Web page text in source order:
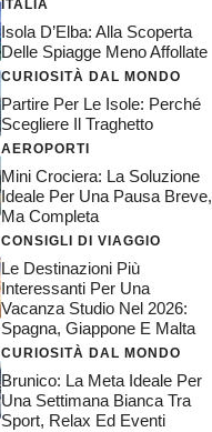
ITALIA
Isola D’Elba: Alla Scoperta
Delle Spiagge Meno Affollate
CURIOSITÀ DAL MONDO
Partire Per Le Isole: Perché
Scegliere Il Traghetto
AEROPORTI
Mini Crociera: La Soluzione
Ideale Per Una Pausa Breve,
Ma Completa
CONSIGLI DI VIAGGIO
Le Destinazioni Più
Interessanti Per Una
Vacanza Studio Nel 2026:
Spagna, Giappone E Malta
CURIOSITÀ DAL MONDO
Brunico: La Meta Ideale Per
Una Settimana Bianca Tra
Sport, Relax Ed Eventi